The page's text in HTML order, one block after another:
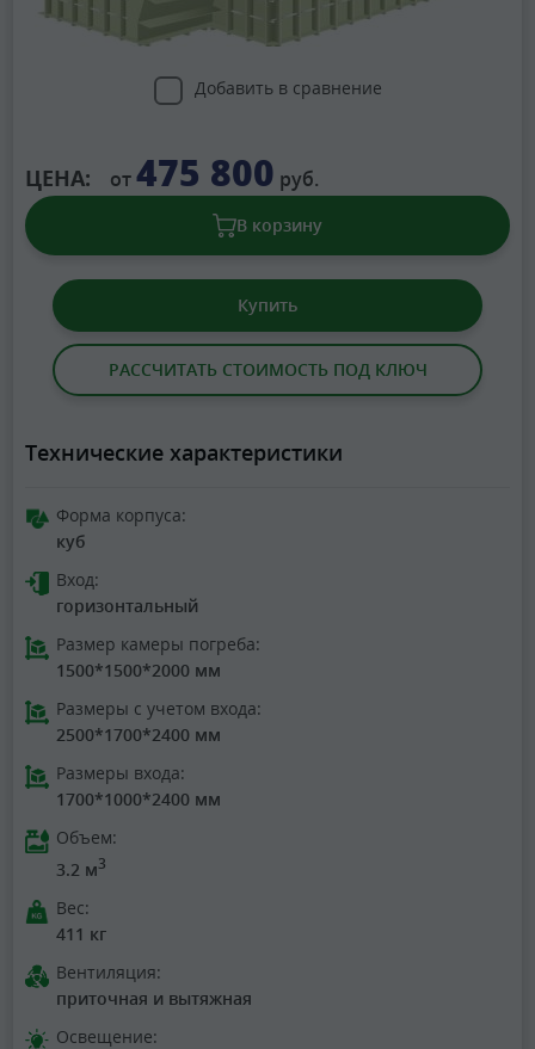
Добавить в сравнение
ЦЕНА: от475 800 руб.
В корзину
Купить
РАССЧИТАТЬ СТОИМОСТЬ ПОД КЛЮЧ
Технические характеристики
Форма корпуса:
куб
Вход:
горизонтальный
Размер камеры погреба:
1500*1500*2000 мм
Размеры с учетом входа:
2500*1700*2400 мм
Размеры входа:
1700*1000*2400 мм
Объем:
3.2 м3
Вес:
411 кг
Вентиляция:
приточная и вытяжная
Освещение: